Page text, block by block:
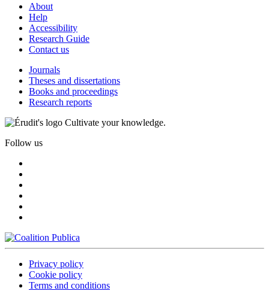
About
Help
Accessibility
Research Guide
Contact us
Journals
Theses and dissertations
Books and proceedings
Research reports
Cultivate your knowledge.
Follow us
Privacy policy
Cookie policy
Terms and conditions